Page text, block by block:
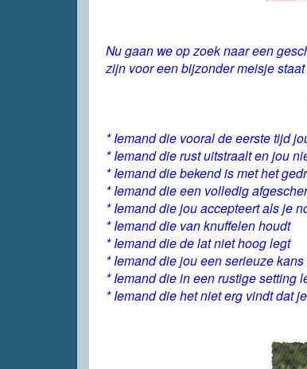
Nu gaan we op zoek naar een
zijn voor een bijzonder meisje
* Iemand die vooral de eerste tijd
* Iemand die rust uitstraalt en jou
* Iemand die bekend is met het
* Iemand die een volledig
* Iemand die jou accepteert als je
* Iemand die van knuffelen houdt
* Iemand die de lat niet hoog legt
* Iemand die jou een serieuze
* Iemand die in een rustige setting
* Iemand die het niet erg vindt dat